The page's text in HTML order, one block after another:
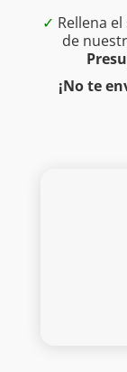
✓ Rellena
de
¡No te